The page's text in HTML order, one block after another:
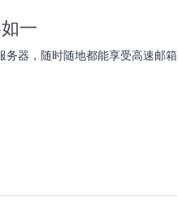
一
务器，随时随地都能享受高速邮箱